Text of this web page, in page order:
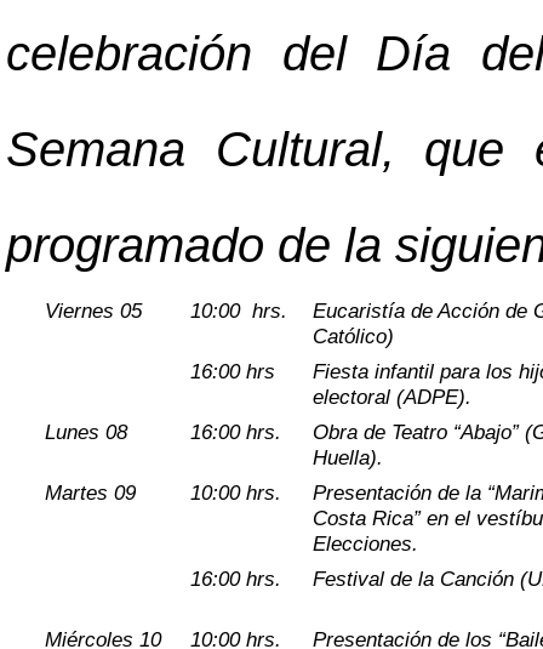
celebración del Día
Semana Cultural,
programado de la
Viernes 05 10:00 hrs.
Eucaristía de Acción de
Católico)
16:00 hrs
Fiesta infantil para los
electoral (ADPE).
Lunes 08
16:00 hrs.
Obra de Teatro “Abajo”
Huella).
Martes 09
10:00 hrs.
Presentación de la
Costa Rica” en el
Elecciones.
16:00 hrs.
Festival de la Canción
Miércoles 10 10:00 hrs.
Presentación de los